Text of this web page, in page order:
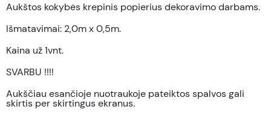
Aukštos kokybės krepinis popierius dekoravimo darbams.
Išmatavimai: 2,0m x 0,5m.
Kaina už 1vnt.
SVARBU !!!!
Aukščiau esančioje nuotraukoje pateiktos spalvos gali
skirtis per skirtingus ekranus.